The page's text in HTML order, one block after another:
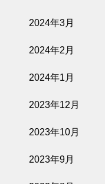
2024年3月
2024年2月
2024年1月
2023年12月
2023年10月
2023年9月